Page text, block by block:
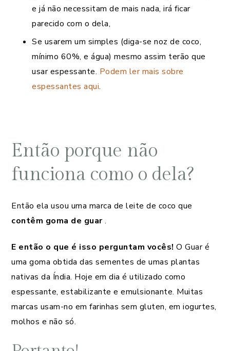
e já não necessitam de mais nada, irá ficar
parecido com o dela,
Se usarem um simples (diga-se noz de coco,
mínimo 60%, e água) mesmo assim terão que
usar espessante. Podem ler mais sobre
espessantes aqui.
Então porque não
funciona como o dela?
Então ela usou uma marca de leite de coco que
contêm goma de guar.
E então o que é isso perguntam vocês! O Guar é
uma goma obtida das sementes de umas plantas
nativas da Índia. Hoje em dia é utilizado como
espessante, estabilizante e emulsionante. Muitas
marcas usam-no em farinhas sem gluten, em iogurtes,
molhos e não só.